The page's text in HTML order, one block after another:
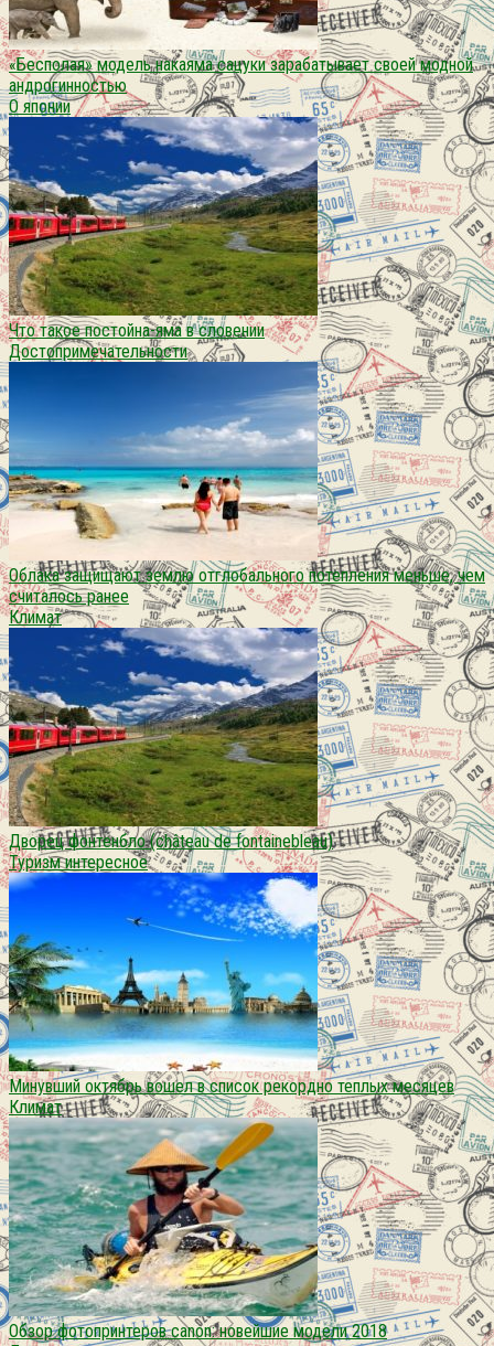
«Бесполая» модель накаяма сацуки зарабатывает своей модной
андрогинностью
О японии
Что такое постойна-яма в словении
Достопримечательности
Облака защищают землю отглобального потепления меньше, чем
считалось ранее
Климат
Дворец фонтенбло (château de fontainebleau)
Туризм интересное
Минувший октябрь вошел в список рекордно теплых месяцев
Климат
Обзор фотопринтеров canon: новейшие модели 2018